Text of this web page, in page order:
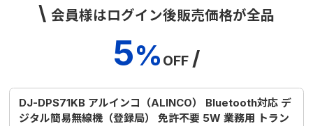
\ 会員様はログイン後販売価格が全品
5% OFF /
DJ-DPS71KB アルインコ（ALINCO） Bluetooth対応 デ
ジタル簡易無線機（登録局） 免許不要 5W 業務用 トラン